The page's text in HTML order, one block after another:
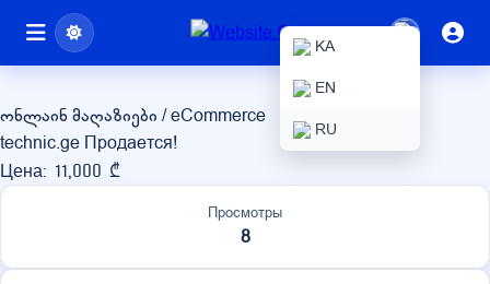
KA
EN
RU
technic.ge
ონლაინ მაღაზიები / eCommerce
technic.ge Продается!
Цена: 11,000 ₾
Просмотры
8